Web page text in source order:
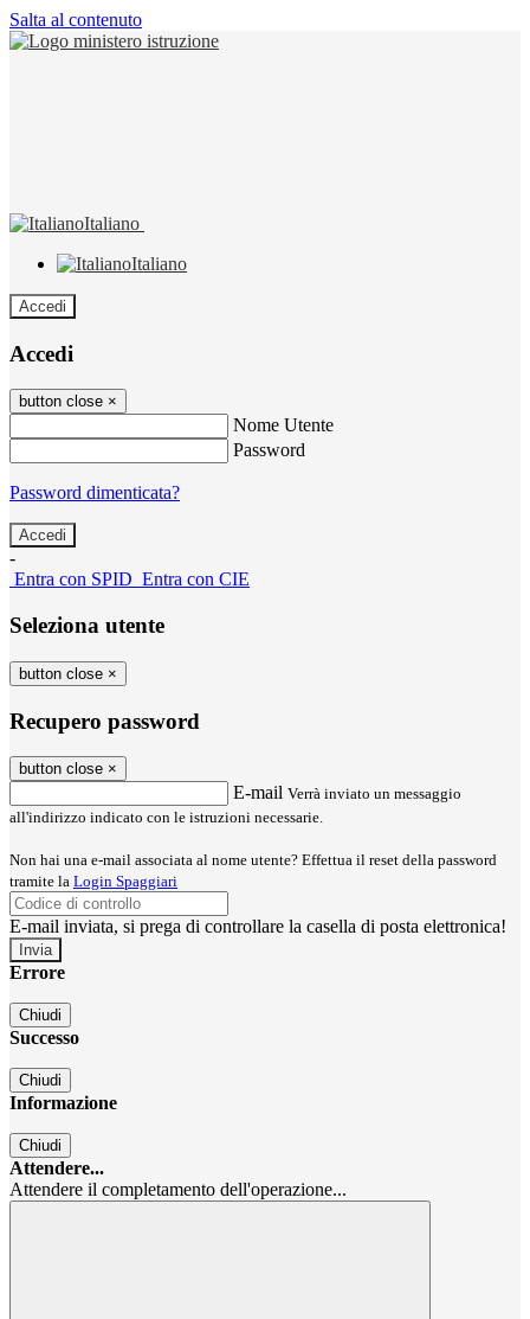
Salta al contenuto
Italiano
Italiano
Accedi
Accedi
button close ×
Nome Utente
Password
Password dimenticata?
-
Entra con SPID Entra con CIE
Seleziona utente
button close ×
Recupero password
button close ×
E-mail Verrà inviato un messaggio
all'indirizzo indicato con le istruzioni necessarie.
Non hai una e-mail associata al nome utente? Effettua il reset della password
tramite la Login Spaggiari
E-mail inviata, si prega di controllare la casella di posta elettronica!
Errore
Chiudi
Successo
Chiudi
Informazione
Chiudi
Attendere...
Attendere il completamento dell'operazione...